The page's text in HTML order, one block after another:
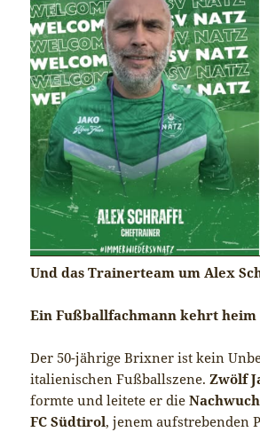
Und das Trainerteam um Alex
Ein Fußballfachmann kehrt heim
Der 50-jährige Brixner ist kein
italienischen Fußballszene. Zwölf
formte und leitete er die
FC Südtirol, jenem aufstrebenden